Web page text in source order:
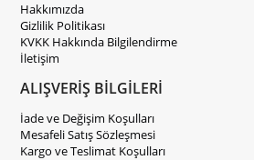
Hakkımızda
Gizlilik Politikası
KVKK Hakkında Bilgilendirme
İletişim
ALIŞVERİŞ BİLGİLERİ
İade ve Değişim Koşulları
Mesafeli Satış Sözleşmesi
Kargo ve Teslimat Koşulları